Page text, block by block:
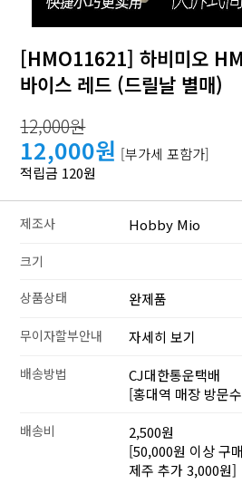
[HMO11621] 하비미오
바이스 레드 (드릴날 별매)
12,000원
12,000원 [부가세 포함가]
적립금 120원
제조사 Hobby Mio
크기
상품상태
완제품
무이자할부안내 자세히 보기
배송방법
CJ대한통운택배
[홍대역 매장 방문
배송비
2,500원
[50,000원 이상 구
제주 추가 3,000원]